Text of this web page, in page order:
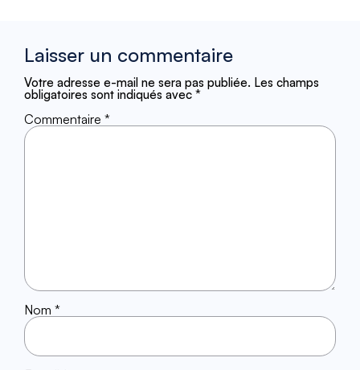
Laisser un commentaire
Votre adresse e-mail ne sera pas publiée. Les champs
obligatoires sont indiqués avec *
Commentaire *
Nom *